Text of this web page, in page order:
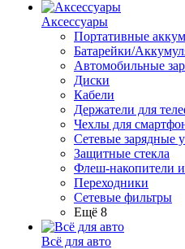
Аксессуары
Портативные
Батарейки/
Автомобильные
Диски
Кабели
Держатели для
Чехлы для
Сетевые зарядные
Защитные стекла
Флеш-накопители
Переходники
Сетевые фильтры
Ещё 8
Всё для авто